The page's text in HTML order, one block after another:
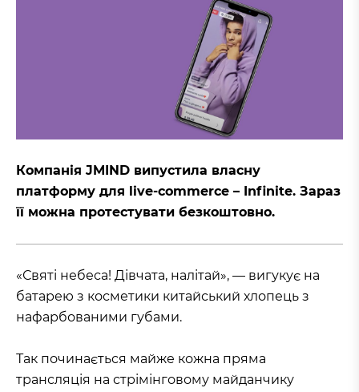
Компанія JMIND випустила власну
платформу для live-commerce – Infinite. Зараз
її можна протестувати безкоштовно.
«‎Святі небеса! Дівчата, налітай», — вигукує на
батарею з косметики китайський хлопець з
нафарбованими губами.
Так починається майже кожна пряма
трансляція на стрімінговому майданчику